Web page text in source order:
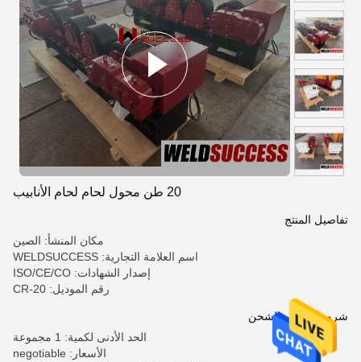
20 طن محول لحام لحام الأنابيب
تفاصيل المنتج
مكان المنشأ: الصين
اسم العلامة التجارية: WELDSUCCESS
إصدار الشهادات: ISO/CE/CO
رقم الموديل: CR-20
شروط الدفع والشحن
الحد الأدنى لكمية: 1 مجموعة
الأسعار: negotiable